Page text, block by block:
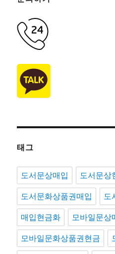
태그
도서문상매입 도서문상
도서문화상품권매입 도
매입현금화 모바일문상
모바일문화상품권현금